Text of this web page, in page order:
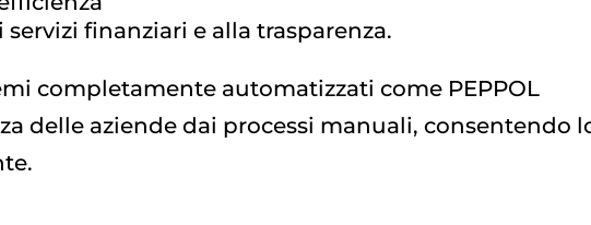
servizi finanziari e alla trasparenza.
completamente automatizzati come PEPPOL
delle aziende dai processi manuali, consentendo